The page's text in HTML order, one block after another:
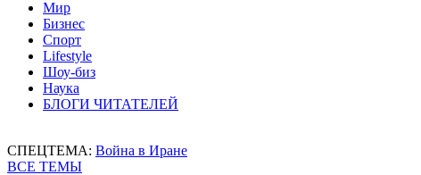
Мир
Бизнес
Спорт
Lifestyle
Шоу-биз
Наука
БЛОГИ ЧИТАТЕЛЕЙ
СПЕЦТЕМА: Война в Иране
ВСЕ ТЕМЫ